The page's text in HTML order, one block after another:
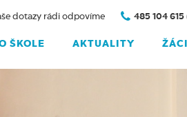
ŠKOLE AKTUALITY ŽÁCI
dotazy rádi odpovíme 485 104 615